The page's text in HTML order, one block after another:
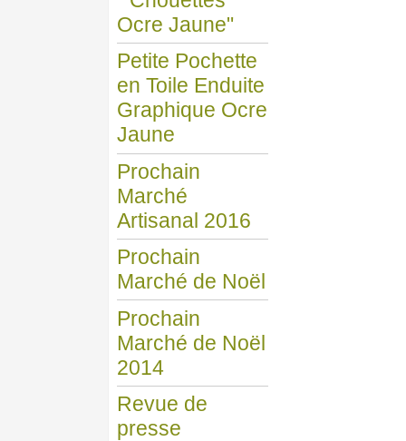
Ocre Jaune"
Petite Pochette
en Toile Enduite
Graphique Ocre
Jaune
Prochain
Marché
Artisanal 2016
Prochain
Marché de Noël
Prochain
Marché de Noël
2014
Revue de
presse